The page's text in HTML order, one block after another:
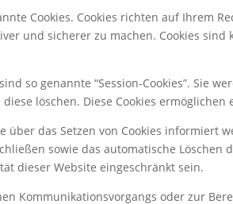
Cookies. Cookies richten auf Ihrem
und sicherer zu machen. Cookies
so genannte “Session-Cookies”. Sie
löschen. Diese Cookies
über das Setzen von Cookies informiert
sowie das automatische Löschen
dieser Website eingeschränkt sein.
Kommunikationsvorgangs oder zur